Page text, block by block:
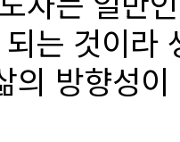
는 것이라
의 방향성